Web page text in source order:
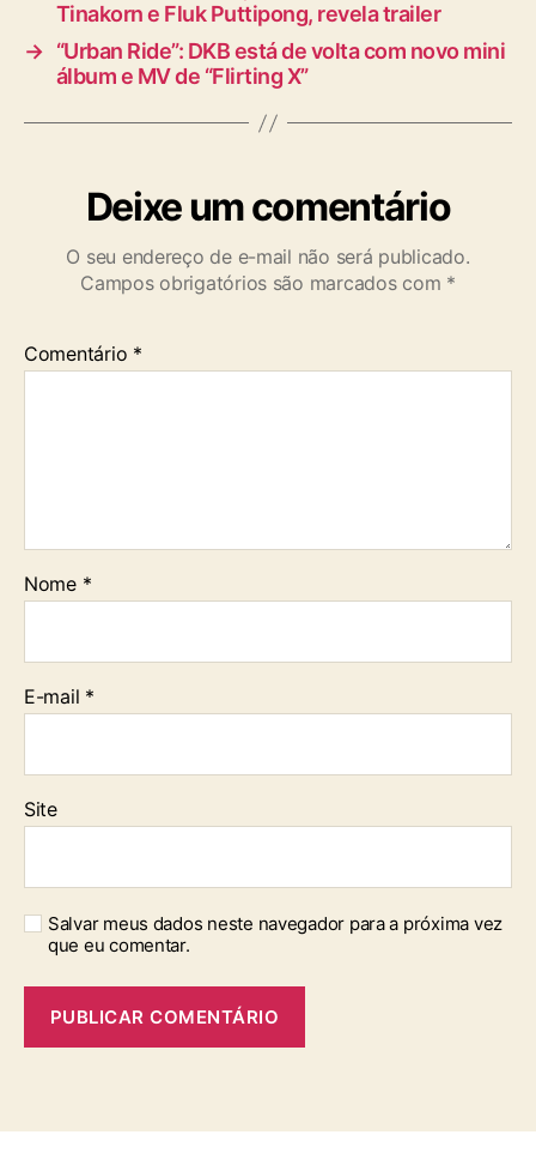
Tinakorn e Fluk Puttipong, revela trailer
→ “Urban Ride”: DKB está de volta com novo mini
álbum e MV de “Flirting X”
Deixe um comentário
O seu endereço de e-mail não será publicado.
Campos obrigatórios são marcados com *
Comentário *
Nome *
E-mail *
Site
Salvar meus dados neste navegador para a próxima vez
que eu comentar.